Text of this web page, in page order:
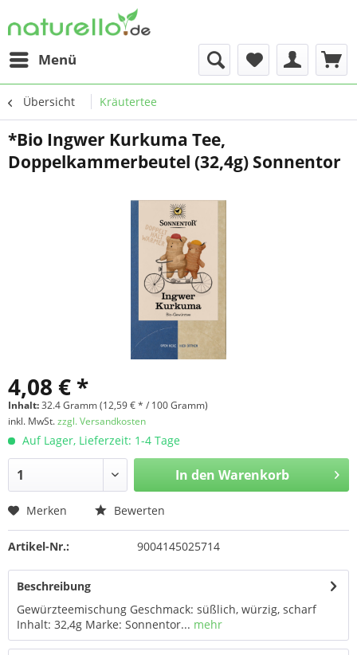
Menü
Übersicht Kräutertee
*Bio Ingwer Kurkuma Tee,
Doppelkammerbeutel (32,4g) Sonnentor
4,08 € *
Inhalt:32.4 Gramm (12,59 € * / 100 Gramm)
inkl. MwSt.zzgl. Versandkosten
Auf Lager, Lieferzeit: 1-4 Tage
In den Warenkorb
Merken Bewerten
Artikel-Nr.: 9004145025714
Beschreibung
Gewürzteemischung Geschmack: süßlich, würzig, scharf
Inhalt: 32,4g Marke: Sonnentor... mehr